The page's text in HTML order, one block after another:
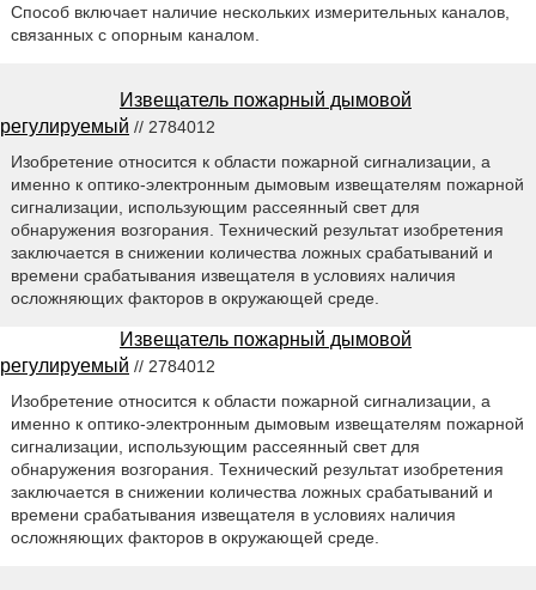
Способ включает наличие нескольких измерительных каналов,
связанных с опорным каналом.
Извещатель пожарный дымовой
регулируемый // 2784012
Изобретение относится к области пожарной сигнализации, а
именно к оптико-электронным дымовым извещателям пожарной
сигнализации, использующим рассеянный свет для
обнаружения возгорания. Технический результат изобретения
заключается в снижении количества ложных срабатываний и
времени срабатывания извещателя в условиях наличия
осложняющих факторов в окружающей среде.
Извещатель пожарный дымовой
регулируемый // 2784012
Изобретение относится к области пожарной сигнализации, а
именно к оптико-электронным дымовым извещателям пожарной
сигнализации, использующим рассеянный свет для
обнаружения возгорания. Технический результат изобретения
заключается в снижении количества ложных срабатываний и
времени срабатывания извещателя в условиях наличия
осложняющих факторов в окружающей среде.